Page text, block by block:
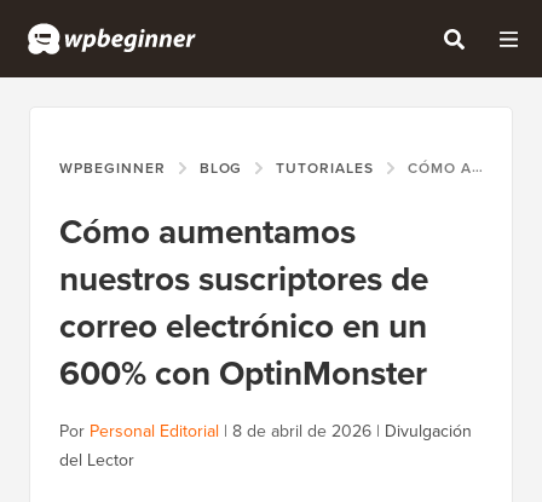
WPBEGINNER BLOG TUTORIALES CÓMO AUMENTAMOS NUESTROS SUSCRIPTORES DE CORREO ELECTRÓNICO EN UN 600% CON OPTINMONSTER
Cómo aumentamos
nuestros suscriptores de
correo electrónico en un
600% con OptinMonster
Por Personal Editorial | 8 de abril de 2026 | Divulgación
del Lector